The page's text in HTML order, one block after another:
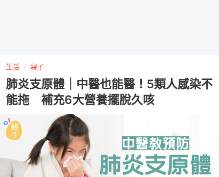
生活 親子
肺炎支原體｜中醫也能醫！5類人感染不
能拖 補充6大營養擺脫久咳